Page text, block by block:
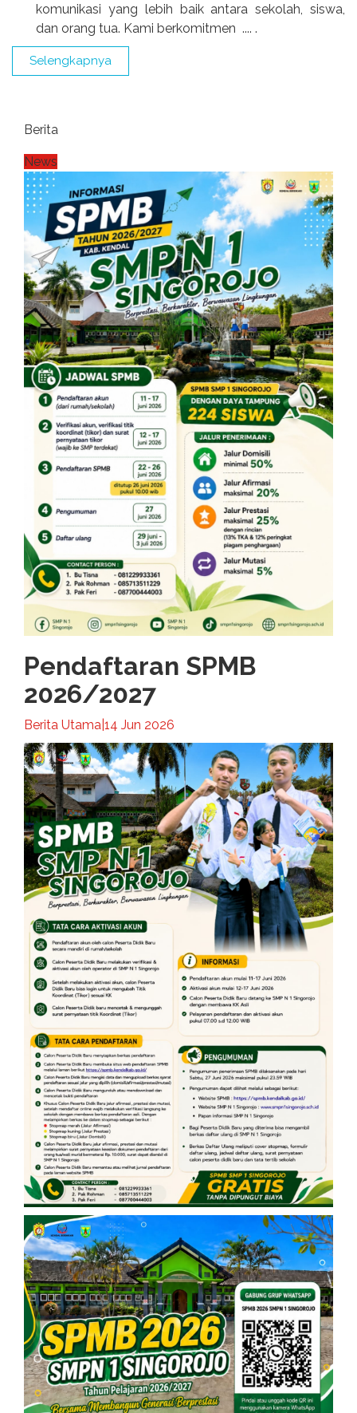
komunikasi yang lebih baik antara sekolah, siswa,
dan orang tua. Kami berkomitmen .... .
Selengkapnya
Berita
News
Pendaftaran SPMB
2026/2027
Berita Utama 14 Jun 2026